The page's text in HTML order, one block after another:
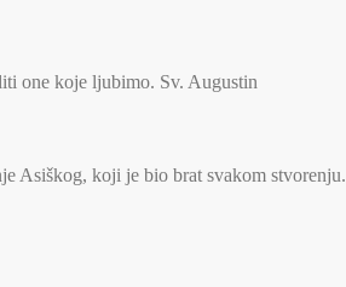
one koje ljubimo. Sv. Augustin
Asiškog, koji je bio brat svakom stvorenju.